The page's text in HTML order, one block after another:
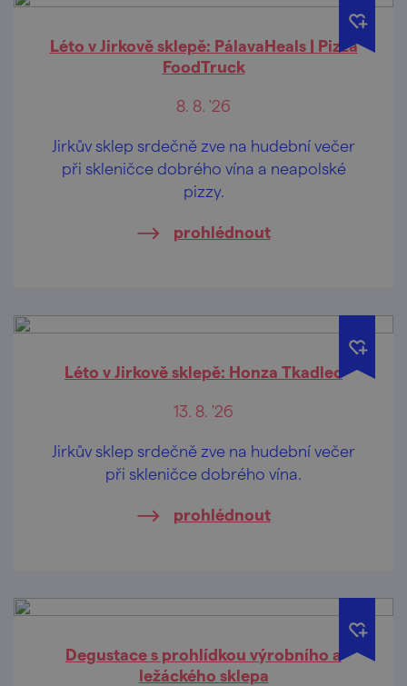
Léto v Jirkově sklepě: PálavaHeals | Pizza
FoodTruck
8. 8. '26
Jirkův sklep srdečně zve na hudební večer
při skleničce dobrého vína a neapolské
pizzy.
prohlédnout
Léto v Jirkově sklepě: Honza Tkadlec
13. 8. '26
Jirkův sklep srdečně zve na hudební večer
při skleničce dobrého vína.
prohlédnout
Degustace s prohlídkou výrobního a
ležáckého sklepa